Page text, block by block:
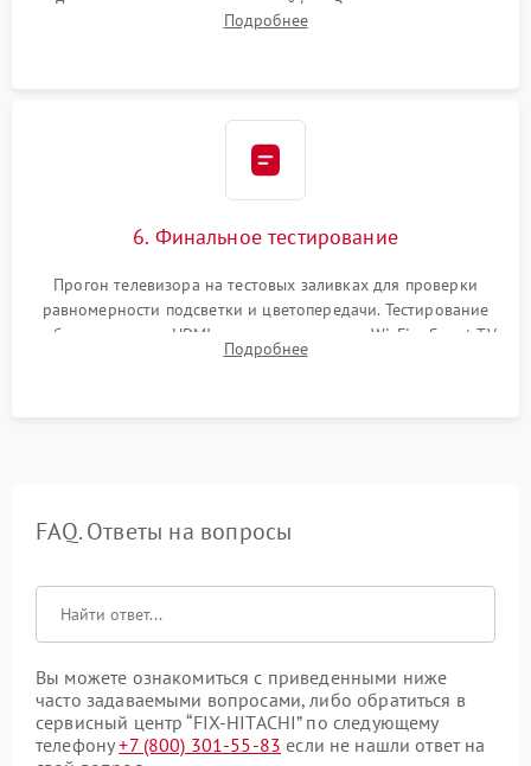
Подключение внутренних шлейфов. Закрытие корпуса.
Сброс настроек и обновление программного обеспечения.
Подробнее
6. Финальное тестирование
Прогон телевизора на тестовых заливках для проверки
равномерности подсветки и цветопередачи. Тестирование
работы разъемов HDMI, динамиков, модуля Wi-Fi и Smart TV
в рабочем режиме в течение нескольких часов.
Подробнее
FAQ. Ответы на вопросы
Вы можете ознакомиться с приведенными ниже
часто задаваемыми вопросами, либо обратиться в
сервисный центр “FIX-HITACHI” по следующему
телефону+7 (800) 301-55-83 если не нашли ответ на